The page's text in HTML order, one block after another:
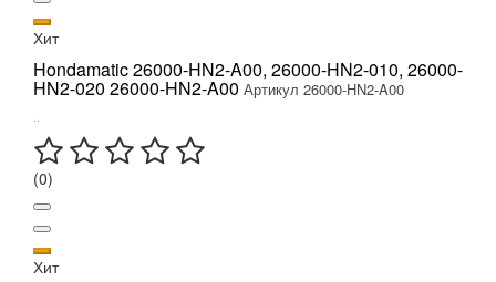
Хит
Hondamatic 26000-HN2-A00, 26000-HN2-010, 26000-
HN2-020 26000-HN2-A00 Артикул 26000-HN2-A00
(0)
Хит